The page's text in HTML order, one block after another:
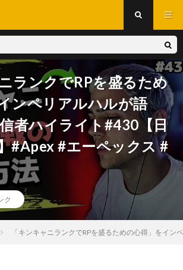
ランクでRPを盛るため
ンペリアルハルが語
者ハイライト#430【日
#Apex #エーペックス #
ク
「キンキャニランクでRPを盛るための心得」をイ